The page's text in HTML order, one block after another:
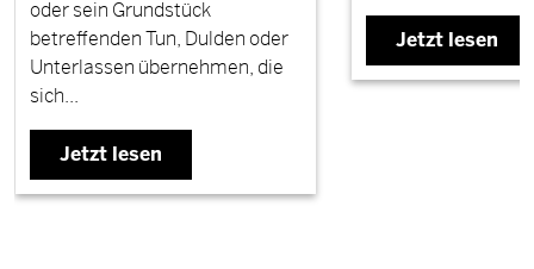
oder sein Grundstück
betreffenden Tun, Dulden oder
Unterlassen übernehmen, die
sich...
Jetzt lesen
Jetzt lesen